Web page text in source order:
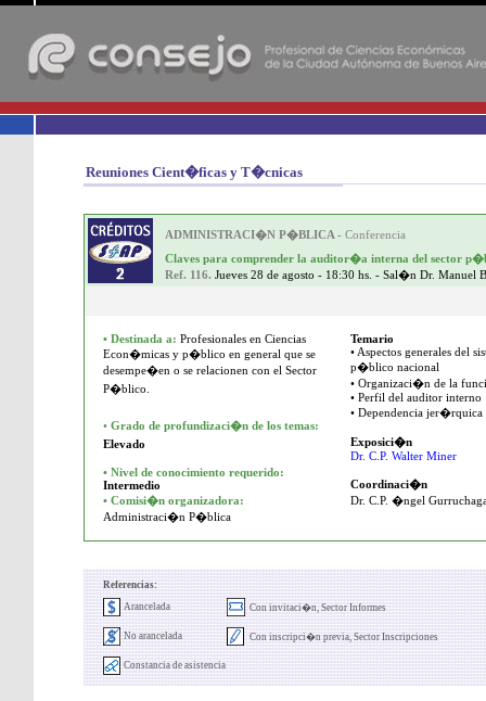
Reuniones Cient�ficas y T�cnicas
ADMINISTRACI�N P�BLICA - Conferencia
Claves para comprender la auditor�a interna del sector
Ref. 116. Jueves 28 de agosto - 18:30 hs. - Sal�n Dr. Manuel
• Destinada a: Profesionales en Ciencias
Econ�micas y p�blico en general que se
desempe�en o se relacionen con el Sector
P�blico.
• Grado de profundizaci�n de los temas:
Elevado
• Nivel de conocimiento requerido:
Intermedio
• Comisi�n organizadora:
Administraci�n P�blica
Temario
• Aspectos generales del
p�blico nacional
• Organizaci�n de la
• Perfil del auditor interno
• Dependencia
Exposici�n
Dr. C.P. Walter Miner
Coordinaci�n
Dr. C.P. �ngel
Referencias:
Arancelada
Con invitaci�n, Sector Informes
No arancelada Con inscripci�n previa, Sector Inscripciones
Constancia de asistencia